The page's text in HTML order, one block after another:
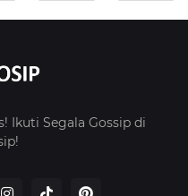
Ikuti Segala Gossip di